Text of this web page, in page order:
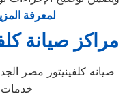
لمعرفة
مراكز صيانة
صيانه كلفينيتور مصر
خدمات